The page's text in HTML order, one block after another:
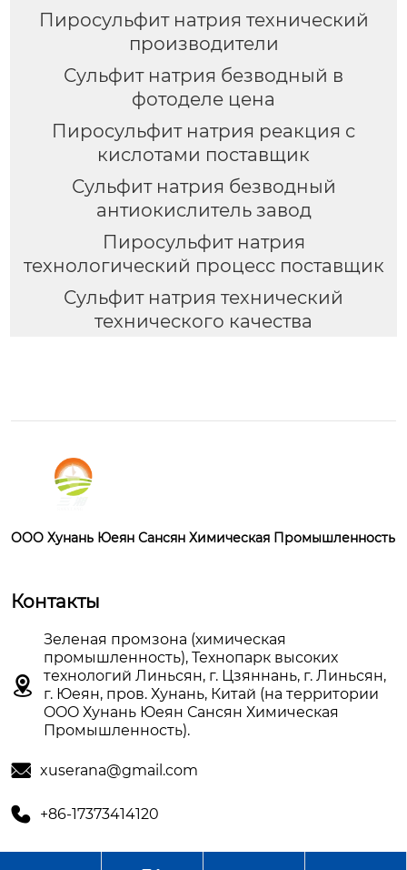
Пиросульфит натрия технический
производители
Сульфит натрия безводный в
фотоделе цена
Пиросульфит натрия реакция с
кислотами поставщик
Сульфит натрия безводный
антиокислитель завод
Пиросульфит натрия
технологический процесс поставщик
Сульфит натрия технический
технического качества
OOO Хунань Юеян Сансян Химическая Промышленность
Контакты

Зеленая промзона (химическая
промышленность), Технопарк высоких
технологий Линьсян, г. Цзяннань, г. Линьсян,
г. Юеян, пров. Хунань, Китай (на территории
OOO Хунань Юеян Сансян Химическая
Промышленность).
 xuserana@gmail.com
 +86-17373414120